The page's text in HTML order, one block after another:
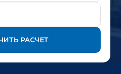
РАСЧЕТ